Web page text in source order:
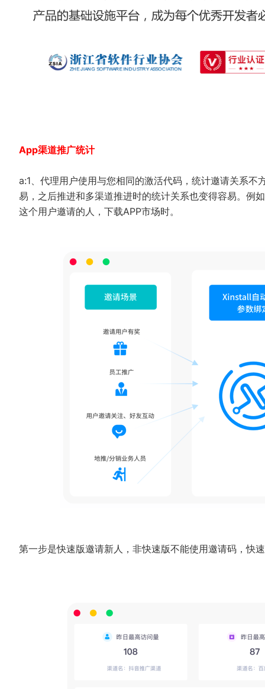
App渠道推广统计
a:1、代理用户使用与您相同的激活代码，统计邀请关系
易，之后推进和多渠道推进时的统计关系也变得容易。例
这个用户邀请的人，下载APP市场时。
第一步是快速版邀请新人，非快速版不能使用邀请码，快